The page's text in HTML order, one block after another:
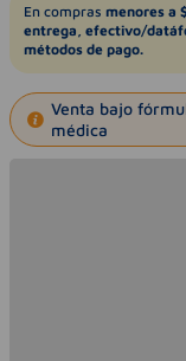
En compras menores a
entrega, efectivo/
métodos de pago.
Venta bajo
médica